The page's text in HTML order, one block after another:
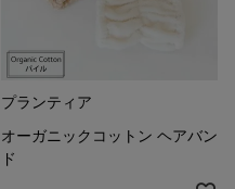
プランティア
オーガニックコットン ヘアバン
ド